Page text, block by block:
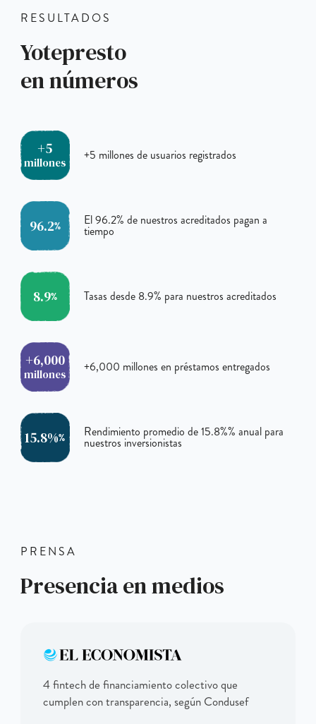
RESULTADOS
Yotepresto
en números
8.9% Tasas desde 8.9% para nuestros acreditados
+5
millones +5 millones de usuarios registrados
15.8%% Rendimiento promedio de15.8%% anual para
nuestros inversionistas
+6,000
millones +6,000 millones en préstamos entregados
96.2% El96.2% de nuestros acreditados pagan a
tiempo
PRENSA
Presencia en medios
4 fintech de financiamiento colectivo que
cumplen con transparencia, según Condusef